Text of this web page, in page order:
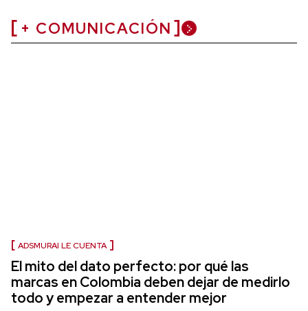
+ COMUNICACIÓN
ADSMURAI LE CUENTA
El mito del dato perfecto: por qué las
marcas en Colombia deben dejar de medirlo
todo y empezar a entender mejor